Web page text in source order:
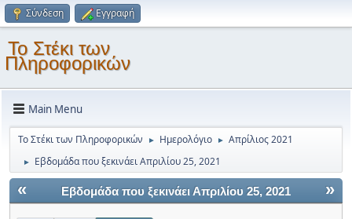
Σύνδεση Εγγραφή
Το Στέκι των
Πληροφορικών
Main Menu
Το Στέκι των Πληροφορικών ► Ημερολόγιο ► Απρίλιος 2021
► Εβδομάδα που ξεκινάει Απριλίου 25, 2021
« »
Εβδομάδα που ξεκινάει Απριλίου 25, 2021